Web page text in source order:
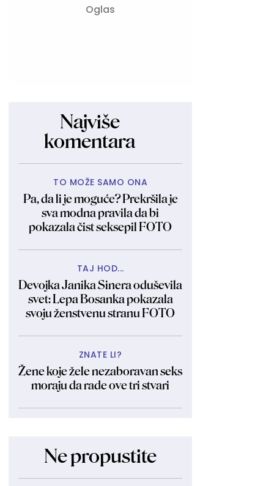
Najviše
komentara
TO MOŽE SAMO ONA
Pa, da li je moguće? Prekršila je
sva modna pravila da bi
pokazala čist seksepil FOTO
TAJ HOD...
Devojka Janika Sinera oduševila
svet: Lepa Bosanka pokazala
svoju ženstvenu stranu FOTO
ZNATE LI?
Žene koje žele nezaboravan seks
moraju da rade ove tri stvari
Ne propustite